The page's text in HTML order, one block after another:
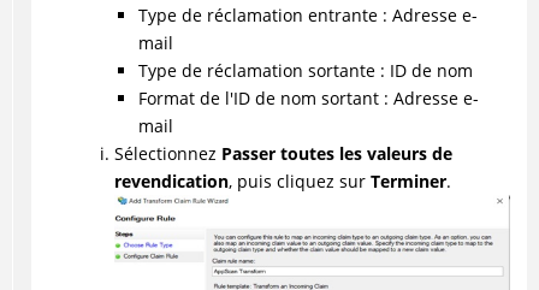
Type de réclamation entrante : Adresse e-
mail
Type de réclamation sortante : ID de nom
Format de l'ID de nom sortant : Adresse e-
mail
Sélectionnez Passer toutes les valeurs de
revendication, puis cliquez sur Terminer.